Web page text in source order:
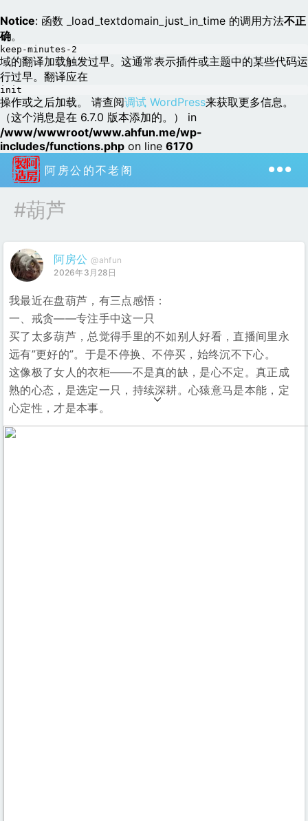
Notice: 函数 _load_textdomain_just_in_time 的调用方法不正
确。
keep-minutes-2
域的翻译加载触发过早。这通常表示插件或主题中的某些代码运
行过早。翻译应在
init
操作或之后加载。 请查阅调试 WordPress来获取更多信息。
（这个消息是在 6.7.0 版本添加的。） in
/www/wwwroot/www.ahfun.me/wp-
includes/functions.php on line 6170
阿房公的不老阁
#葫芦
阿房公 @ahfun
2026年3月28日
我最近在盘葫芦，有三点感悟：
一、戒贪——专注手中这一只
买了太多葫芦，总觉得手里的不如别人好看，直播间里永
远有”更好的”。于是不停换、不停买，始终沉不下心。
这像极了女人的衣柜——不是真的缺，是心不定。真正成
熟的心态，是选定一只，持续深耕。心猿意马是本能，定
心定性，才是本事。